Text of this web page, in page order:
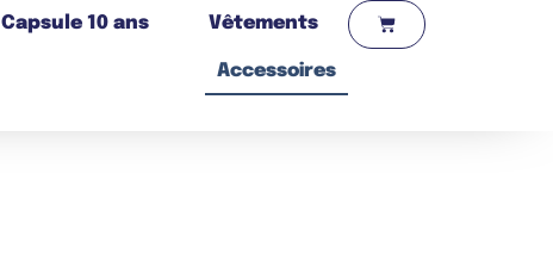
Capsule 10 ans Vêtements
Accessoires